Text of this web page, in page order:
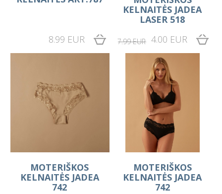
8.99 EUR
KELNAITĖS JADEA
LASER 518
7.99 EUR 4.00 EUR
MOTERIŠKOS
KELNAITĖS JADEA
742
MOTERIŠKOS
KELNAITĖS JADEA
742